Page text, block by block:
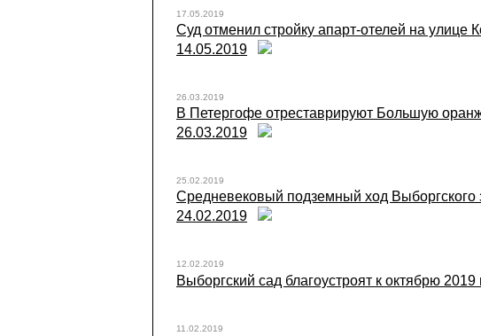
17.05.2019
Суд отменил стройку апарт-отелей на улице
14.05.2019
26.03.2019
В Петергофе отреставрируют Большую
26.03.2019
25.02.2019
Средневековый подземный ход Выборгского
24.02.2019
12.02.2019
Выборгский сад благоустроят к октябрю
11.02.2019